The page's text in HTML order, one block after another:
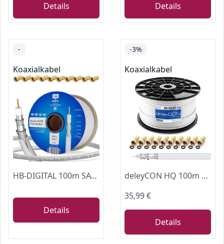
Details Details
-
Koaxialkabel
HB-DIGITAL 100m SAT Koaxialkabel 135dB 4-fach geschirmt 8K 4K UHD inkl. 10x F-Stecker – Antennenkabel für DVB-S2 DVB-C2 DVB-T2 TV SAT – CCS Innenleiter – Weiß
Details
-3%
Koaxialkabel
deleyCON HQ 100m SAT Koaxialkabel 130dB 4-fach, 10 F-Stecker
35,99 €
Details